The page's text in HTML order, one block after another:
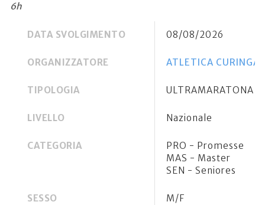
6h
DATA SVOLGIMENTO 08/08/2026
ORGANIZZATORE ATLETICA CURINGA
TIPOLOGIA ULTRAMARATONA
LIVELLO Nazionale
CATEGORIA
PRO - Promesse
MAS - Master
SEN - Seniores
SESSO M/F